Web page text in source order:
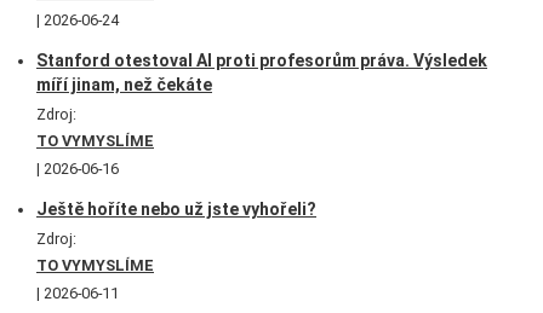
2026-06-24
Stanford otestoval AI proti profesorům práva. Výsledek
míří jinam, než čekáte
Zdroj:
TO VYMYSLÍME
2026-06-16
Ještě hoříte nebo už jste vyhořeli?
Zdroj:
TO VYMYSLÍME
2026-06-11